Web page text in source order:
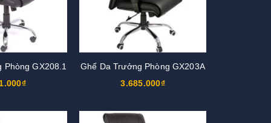
GX208.1
Ghế Da Trưởng Phòng GX203A
3.685.000₫